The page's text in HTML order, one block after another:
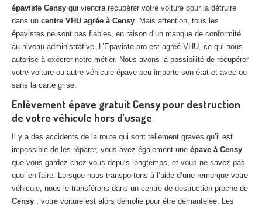
Centreagréé VHU Paris 75 : casse auto avec destruction
agréé VHU 77 : casse auto avec destruction
Centreagréé VHU 78 : casse auto avec destruction
Centreagréé VHU 91 : casse auto avec destruction
agréé VHU 92 : casse auto avec destruction
Centreagréé VHU 93 : casse auto avec destruction
Centre agréé VHU 94 : casse auto avec destruction
Centreagréé VHU 95 : casse auto avec destruction
DOCUMENTS À JOINDRE
épaviste Censy qui viendra récupérer votre voiture pour la détruire
dans un centre VHU agrée à Censy. Mais attention, tous les
épavistes ne sont pas fiables, en raison d’un manque de conformité
au niveau administrative. L’Epaviste-pro est agréé VHU, ce qui nous
autorise à exécrer notre métier. Nous avons la possibilité de récupérer
votre voiture ou autre véhicule épave peu importe son état et avec ou
sans la carte grise.
Enlèvement épave gratuit Censy pour destruction
de votre véhicule hors d’usage
Il y a des accidents de la route qui sont tellement graves qu’il est
impossible de les réparer, vous avez également une épave à Censy
que vous gardez chez vous depuis longtemps, et vous ne savez pas
quoi en faire. Lorsque nous transportons à l’aide d’une remorque votre
véhicule, nous le transférons dans un centre de destruction proche de
Censy , votre voiture est alors démolie pour être démantelée. Les